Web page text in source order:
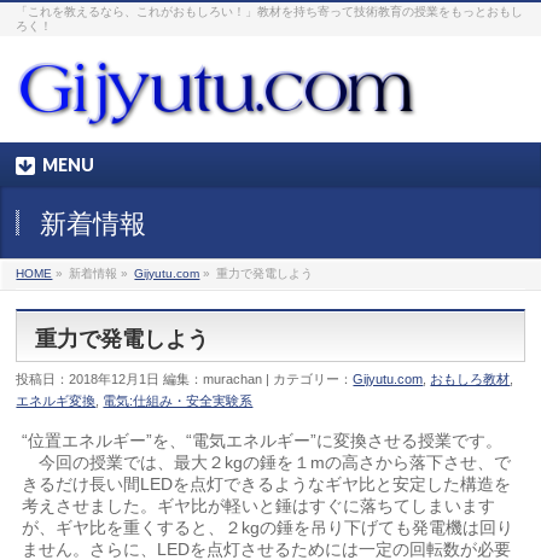
「これを教えるなら、これがおもしろい！」教材を持ち寄って技術教育の授業をもっとおもし
ろく！
MENU
新着情報
HOME » 新着情報 » Gijyutu.com » 重力で発電しよう
重力で発電しよう
投稿日：2018年12月1日 編集：murachan | カテゴリー：Gijyutu.com おもしろ教材
エネルギ変換 電気:仕組み・安全実験系
“位置エネルギー”を、“電気エネルギー”に変換させる授業です。
今回の授業では、最大２kgの錘を１mの高さから落下させ、で
きるだけ長い間LEDを点灯できるようなギヤ比と安定した構造を
考えさせました。ギヤ比が軽いと錘はすぐに落ちてしまいます
が、ギヤ比を重くすると、２kgの錘を吊り下げても発電機は回り
ません。さらに、LEDを点灯させるためには一定の回転数が必要